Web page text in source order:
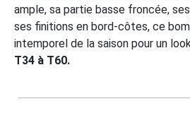
ample, sa partie basse froncée,
ses finitions en bord-côtes, ce
intemporel de la saison pour un
T34 à T60.